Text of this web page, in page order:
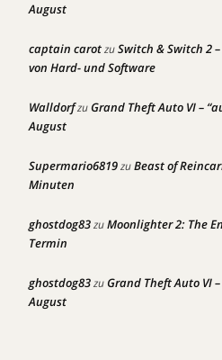
August
captain carotzuSwitch & Switch 2
von Hard- und Software
WalldorfzuGrand Theft Auto VI –
August
Supermario6819zuBeast of
Minuten
ghostdog83zuMoonlighter 2: The
Termin
ghostdog83zuGrand Theft Auto VI
August